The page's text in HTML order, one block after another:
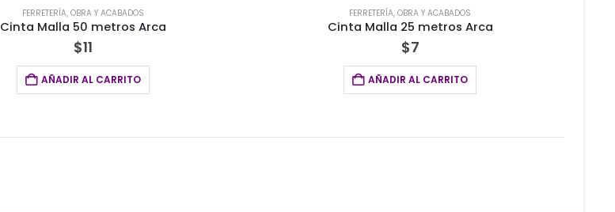
FERRETERÍA, OBRA Y ACABADOS
Cinta Malla 50 metros Arca
$11
AÑADIR AL CARRITO
FERRETERÍA,OBRA Y ACABADOS
Cinta Malla 25 metros Arca
$7
AÑADIR AL CARRITO